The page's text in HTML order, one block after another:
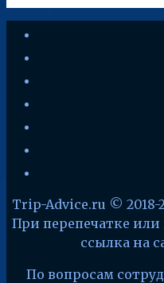
Trip-Advice.ru ©
При перепечатке
ссылка на
По вопросам